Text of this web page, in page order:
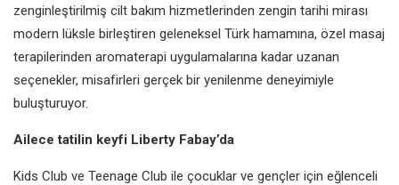
zenginleştirilmiş cilt bakım hizmetlerinden zengin tarihi mirası
modern lüksle birleştiren geleneksel Türk hamamına, özel masaj
terapilerinden aromaterapi uygulamalarına kadar uzanan
seçenekler, misafirleri gerçek bir yenilenme deneyimiyle
buluşturuyor.
Ailece tatilin keyfi Liberty Fabay’da
Kids Club ve Teenage Club ile çocuklar ve gençler için eğlenceli